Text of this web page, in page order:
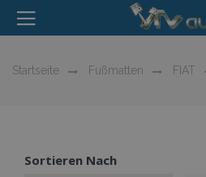
Startseite Fußmatten FIAT
Sortieren Nach